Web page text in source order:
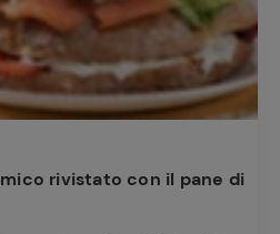
rivistato con il pane di